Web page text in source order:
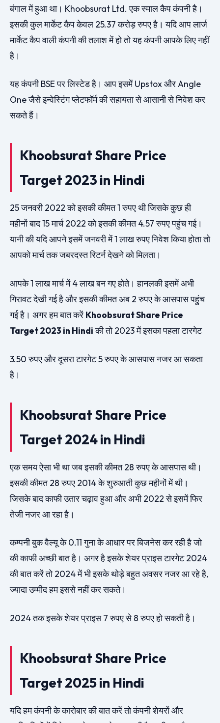
बंगाल में हुआ था। Khoobsurat Ltd. एक स्माल कैप कंपनी है।
इसकी कुल मार्केट कैप केवल 25.37 करोड़ रुपए है। यदि आप लार्ज
मार्केट कैप वाली कंपनी की तलाश में हो तो यह कंपनी आपके लिए नहीं
है।
यह कंपनी BSE पर लिस्टेड है। आप इसमें Upstox और Angle
One जैसे इन्वेस्टिंग प्लेटफॉर्म की सहायता से आसानी से निवेश कर
सकते हैं।
Khoobsurat Share Price
Target 2023 in Hindi
25 जनवरी 2022 को इसकी कीमत 1 रुपए थी जिसके कुछ ही
महीनों बाद 15 मार्च 2022 को इसकी कीमत 4.57 रुपए पहुंच गई।
यानी की यदि आपने इसमें जनवरी में 1 लाख रुपए निवेश किया होता तो
आपको मार्च तक जबरदस्त रिटर्न देखने को मिलता।
आपके 1 लाख मार्च में 4 लाख बन गए होते। हानलकी इसमें अभी
गिरावट देखी गई है और इसकी कीमत अब 2 रुपए के आसपास पहुंच
गई है। अगर हम बात करें Khoobsurat Share Price
Target 2023 in Hindiकी तो 2023 में इसका पहला टारगेट
3.50 रुपए और दूसरा टारगेट 5 रुपए के आसपास नजर आ सकता
है।
Khoobsurat Share Price
Target 2024 in Hindi
एक समय ऐसा भी था जब इसकी कीमत 28 रुपए के आसपास थी।
इसकी कीमत 28 रुपए 2014 के शुरुआती कुछ महीनों में थी।
जिसके बाद काफी उतार चढ़ाव हुआ और अभी 2022 से इसमें फिर
तेजी नजर आ रहा है।
कम्पनी बुक वैल्यू के 0.11 गुना के आधार पर बिजनेस कर रही है जो
की काफी अच्छी बात है। अगर है इसके शेयर प्राइस टारगेट 2024
की बात करें तो 2024 में भी इसके थोड़े बहुत अवसर नजर आ रहे है,
ज्यादा उम्मीद हम इससे नहीं कर सकते।
2024 तक इसके शेयर प्राइस 7 रुपए से 8 रुपए हो सकती है।
Khoobsurat Share Price
Target 2025 in Hindi
यदि हम कंपनी के कारोबार की बात करें तो कंपनी शेयरों और